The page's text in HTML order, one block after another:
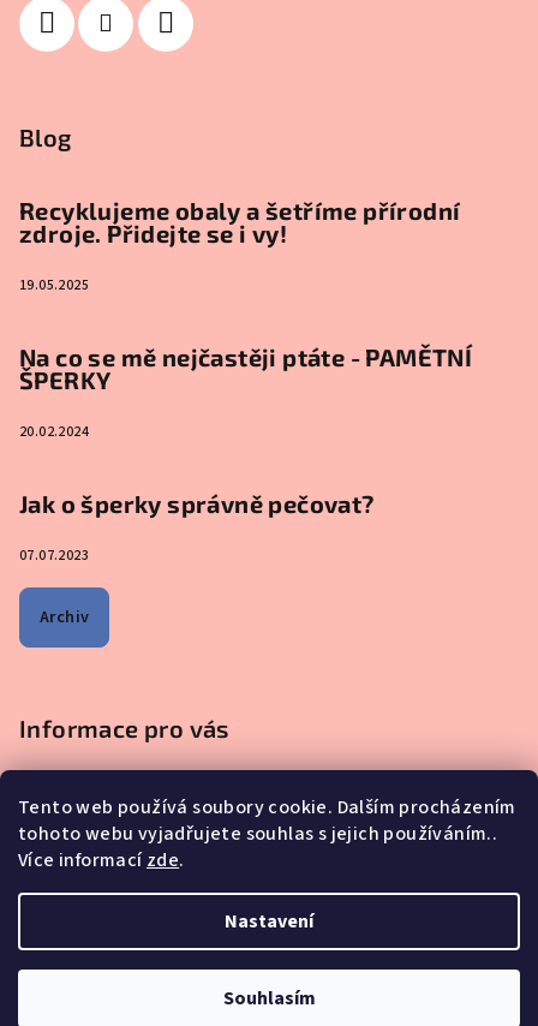
Tento web používá soubory cookie. Dalším procházením
tohoto webu vyjadřujete souhlas s jejich používáním..
Více informacízde.
Nastavení
Souhlasím
Blog
Recyklujeme obaly a šetříme přírodní
zdroje. Přidejte se i vy!
19.05.2025
Na co se mě nejčastěji ptáte - PAMĚTNÍ
ŠPERKY
20.02.2024
Jak o šperky správně pečovat?
07.07.2023
Archiv
Informace pro vás
Podmínky ochrany osobních údajů
Na co se mě nejčastěji ptáte - ŠPERKY Z MATEŘSKÉHO MLÉKA
Proč nakupovat u nás?
Reklamace, výměna a vrácení zboží